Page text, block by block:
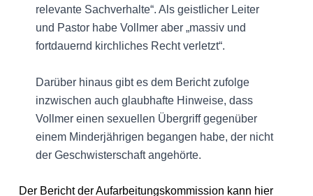
relevante Sachverhalte“. Als geistlicher Leiter
und Pastor habe Vollmer aber „massiv und
fortdauernd kirchliches Recht verletzt“.
Darüber hinaus gibt es dem Bericht zufolge
inzwischen auch glaubhafte Hinweise, dass
Vollmer einen sexuellen Übergriff gegenüber
einem Minderjährigen begangen habe, der nicht
der Geschwisterschaft angehörte.
Der Bericht der Aufarbeitungskommission kann hier